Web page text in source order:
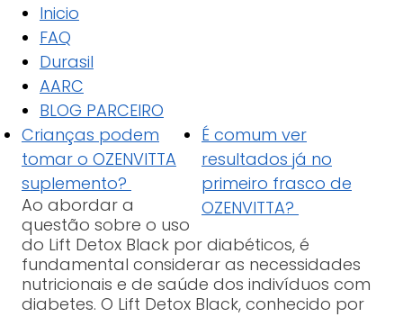
Inicio
FAQ
Durasil
AARC
BLOG PARCEIRO
Crianças podem
tomar o OZENVITTA
suplemento?
É comum ver
resultados já no
primeiro frasco de
OZENVITTA?
Ao abordar a
questão sobre o uso
do Lift Detox Black por diabéticos, é
fundamental considerar as necessidades
nutricionais e de saúde dos indivíduos com
diabetes. O Lift Detox Black, conhecido por